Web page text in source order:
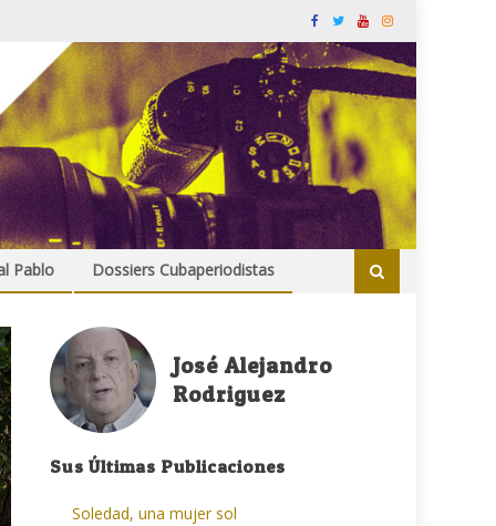
Pablo Dossiers Cubaperiodistas
José Alejandro
Rodriguez
Sus Últimas Publicaciones
Soledad, una mujer sol